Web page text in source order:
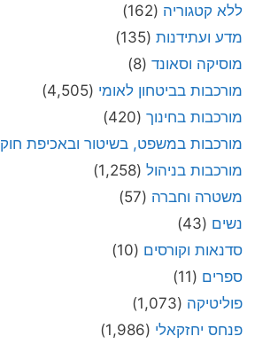
ללא קטגוריה (162)
מדע ועתידנות (135)
מוסיקה וסאונד (8)
מורכבות בביטחון לאומי (4,505)
מורכבות בחינוך (420)
מורכבות במשפט, בשיטור ובאכיפת חוק
מורכבות בניהול (1,258)
משטרה וחברה (57)
נשים (43)
סדנאות וקורסים (10)
ספרים (11)
פוליטיקה (1,073)
פנחס יחזקאלי (1,986)